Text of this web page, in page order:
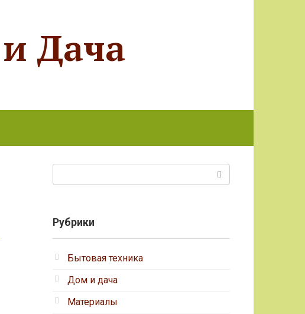
Дача
Рубрики
Бытовая техника
Дом и дача
Материалы